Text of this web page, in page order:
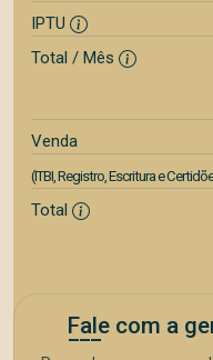
IPTU
Total / Mês
Venda
(ITBI, Registro, Escritura e
Total
Fale com a